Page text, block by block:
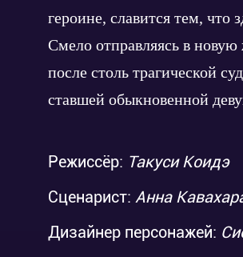
героине, славится тем, что
Смело отправляясь в новую
после столь трагической
ставшей обыкновенной
Режиссёр: Такуси Коидэ
Сценарист: Анна
Дизайнер персонажей: